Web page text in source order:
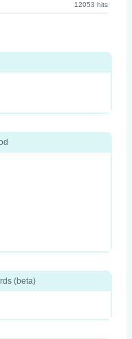
12053 hits
(beta)